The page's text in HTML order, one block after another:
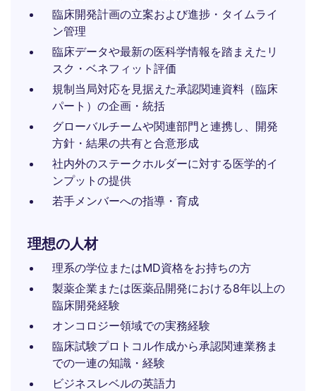
臨床開発計画の立案および進捗・タイムライ
ン管理
臨床データや最新の医科学情報を踏まえたリ
スク・ベネフィット評価
規制当局対応を見据えた承認関連資料（臨床
パート）の企画・統括
グローバルチームや関連部門と連携し、開発
方針・結果の共有と合意形成
社内外のステークホルダーに対する医学的イ
ンプットの提供
若手メンバーへの指導・育成
理想の人材
理系の学位またはMD資格をお持ちの方
製薬企業または医薬品開発における8年以上の
臨床開発経験
オンコロジー領域での実務経験
臨床試験プロトコル作成から承認関連業務ま
での一連の知識・経験
ビジネスレベルの英語力